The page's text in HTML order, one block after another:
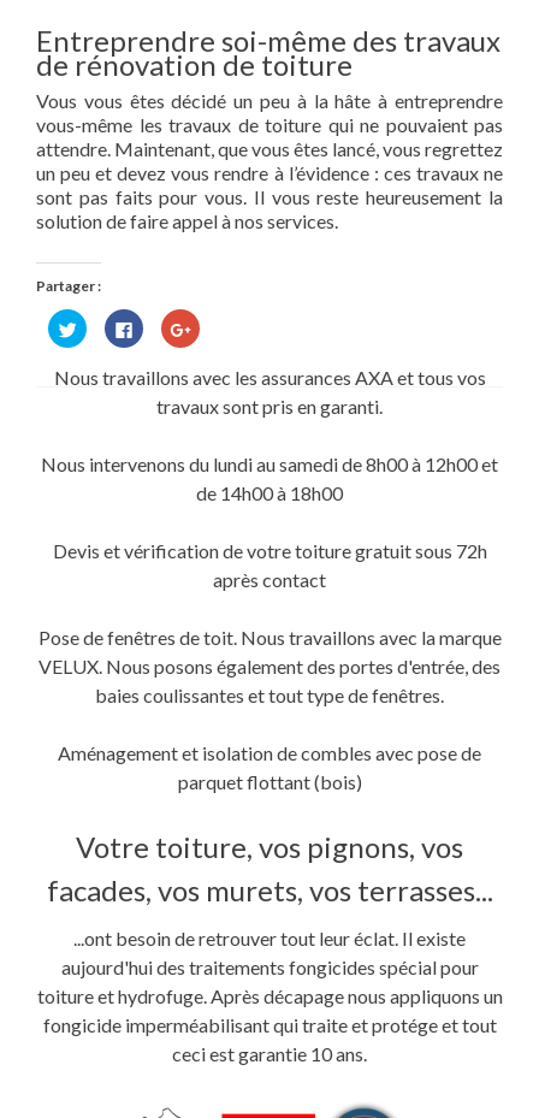
Entreprendre soi-même des travaux
de rénovation de toiture
Vous vous êtes décidé un peu à la hâte à entreprendre
vous-même les travaux de toiture qui ne pouvaient pas
attendre. Maintenant, que vous êtes lancé, vous regrettez
un peu et devez vous rendre à l’évidence : ces travaux ne
sont pas faits pour vous. Il vous reste heureusement la
solution de faire appel à nos services.
Partager :
Cliquez
pour
partager
Twitter(ouvre
Cliquez
pour
partager
sur
Facebook(ouvre
dans
une
Cliquez
pour
Google+
dans
fenêtre)
Nous travaillons avec les assurances AXA et tous vos
travaux sont pris en garanti.
Nous intervenons du lundi au samedi de 8h00 à 12h00 et
de 14h00 à 18h00
Devis et vérification de votre toiture gratuit sous 72h
après contact
Pose de fenêtres de toit. Nous travaillons avec la marque
VELUX. Nous posons également des portes d'entrée, des
baies coulissantes et tout type de fenêtres.
Aménagement et isolation de combles avec pose de
parquet flottant (bois)
Votre toiture, vos pignons, vos
facades, vos murets, vos terrasses...
...ont besoin de retrouver tout leur éclat. Il existe
aujourd'hui des traitements fongicides spécial pour
toiture et hydrofuge. Après décapage nous appliquons un
fongicide imperméabilisant qui traite et protége et tout
ceci est garantie 10 ans.